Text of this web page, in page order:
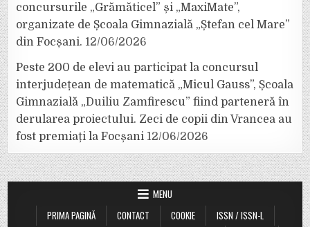
concursurile „Grămăticel” și „MaxiMate”,
organizate de Școala Gimnazială „Ștefan cel Mare”
din Focșani. 12/06/2026
Peste 200 de elevi au participat la concursul
interjudețean de matematică „Micul Gauss”, Școala
Gimnazială „Duiliu Zamfirescu” fiind parteneră în
derularea proiectului. Zeci de copii din Vrancea au
fost premiați la Focșani 12/06/2026
MENU
PRIMA PAGINĂ
CONTACT COOKIE
ISSN / ISSN-L